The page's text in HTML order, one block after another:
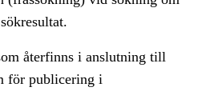
återfinns i anslutning till
för publicering i